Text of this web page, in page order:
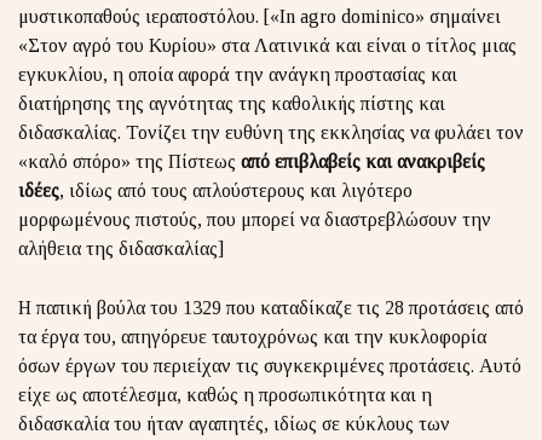
μυστικοπαθούς ιεραποστόλου. [«In agro dominico» σημαίνει
«Στον αγρό του Κυρίου» στα Λατινικά και είναι ο τίτλος μιας
εγκυκλίου, η οποία αφορά την ανάγκη προστασίας και
διατήρησης της αγνότητας της καθολικής πίστης και
διδασκαλίας. Τονίζει την ευθύνη της εκκλησίας να φυλάει τον
«καλό σπόρο» της Πίστεως από επιβλαβείς και ανακριβείς
ιδέες, ιδίως από τους απλούστερους και λιγότερο
μορφωμένους πιστούς, που μπορεί να διαστρεβλώσουν την
αλήθεια της διδασκαλίας]
Η παπική βούλα του 1329 που καταδίκαζε τις 28 προτάσεις από
τα έργα του, απηγόρευε ταυτοχρόνως και την κυκλοφορία
όσων έργων του περιείχαν τις συγκεκριμένες προτάσεις. Αυτό
είχε ως αποτέλεσμα, καθώς η προσωπικότητα και η
διδασκαλία του ήταν αγαπητές, ιδίως σε κύκλους των